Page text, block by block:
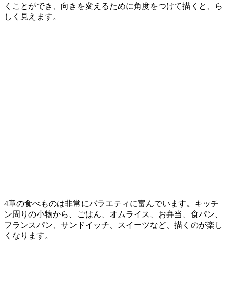
くことができ、向きを変えるために角度をつけて描くと、ら
しく見えます。
4章の食べものは非常にバラエティに富んでいます。キッチ
ン周りの小物から、ごはん、オムライス、お弁当、食パン、
フランスパン、サンドイッチ、スイーツなど、描くのが楽し
くなります。